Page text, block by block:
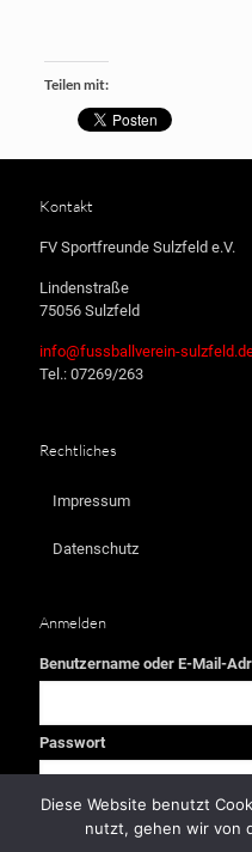
Teilen mit:
Kontakt
FV Sportfreunde Sulzfeld e.V.
Lindenstraße
75056 Sulzfeld
info@fussballverein-
Tel.: 07269/263
Rechtliches
Impressum
Datenschutz
Anmelden
Benutzername oder E-Mail-
Passwort
Diese Website benutzt
nutzt, gehen wir von